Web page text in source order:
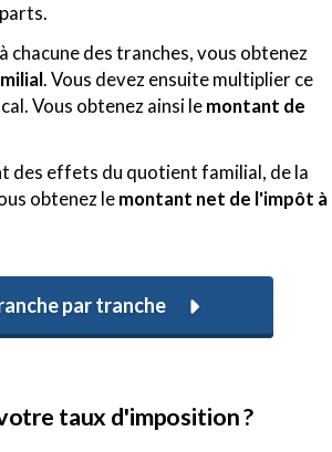
des tranches, vous obtenez
. Vous devez ensuite multiplier ce
Vous obtenez ainsi lemontant de
des effets du quotient familial, de la
obtenez lemontant net de l'impôt à
par tranche
taux d'imposition ?